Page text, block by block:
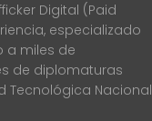
Digital (Paid
especializado
a miles de
de diplomaturas
Tecnológica Nacional